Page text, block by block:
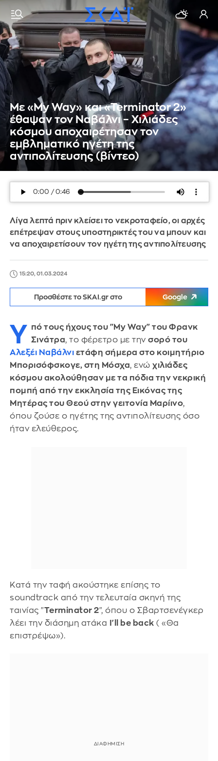
Με «My Way» και «Terminator 2»
έθαψαν τον Ναβάλνι – Χιλιάδες
κόσμου αποχαιρέτησαν τον
εμβληματικό ηγέτη της
αντιπολίτευσης (βίντεο)
Λίγα λεπτά πριν κλείσει το νεκροταφείο, οι αρχές
επέτρεψαν στους υποστηρικτές του να μπουν και
να αποχαιρετίσουν τον ηγέτη της αντιπολίτευσης
15:20, 01.03.2024
Προσθέστε το SKAI.gr στο Google
Υ πό τους ήχους του "My Way" του Φρανκ
Σινάτρα, το φέρετρο με την σορό του
Αλεξέι Ναβάλνι ετάφη σήμερα στο κοιμητήριο
Μπορισόφσκογε, στη Μόσχα, ενώ χιλιάδες
κόσμου ακολούθησαν με τα πόδια την νεκρική
πομπή από την εκκλησία της Εικόνας της
Μητέρας του Θεού στην γειτονία Μαρίινο,
όπου ζούσε ο ηγέτης της αντιπολίτευσης όσο
ήταν ελεύθερος.
Κατά την ταφή ακούστηκε επίσης το
soundtrack από την τελευταία σκηνή της
ταινίας "Terminator 2", όπου ο Σβαρτσενέγκερ
λέει την διάσημη ατάκα
I'll be back ( «Θα
επιστρέψω»).